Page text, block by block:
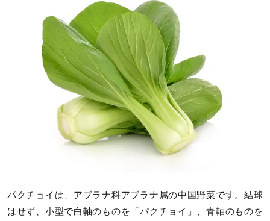
パクチョイは、アブラナ科アブラナ属の中国野菜です。結球
はせず、小型で白軸のものを「パクチョイ」、青軸のものを